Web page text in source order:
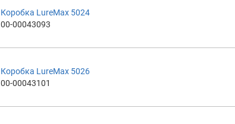
Коробка LureMax 5024
00-00043093
Коробка LureMax 5026
00-00043101